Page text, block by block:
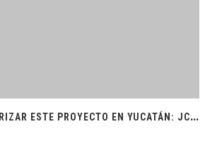
Q
UEREMOS ATERRIZAR ESTE PROYECTO EN YUCATÁN: JCRM